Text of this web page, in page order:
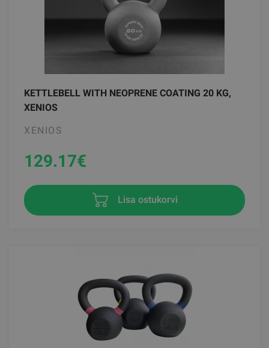
KETTLEBELL WITH NEOPRENE COATING 20 KG,
XENIOS
XENIOS
129.17€
Lisa ostukorvi